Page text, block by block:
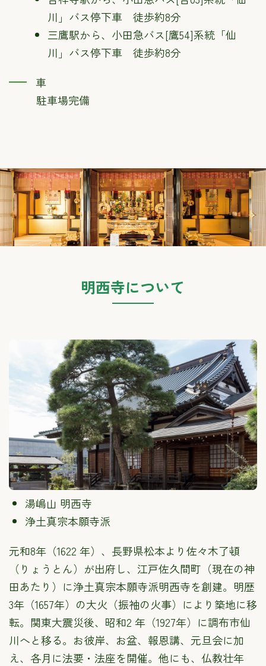
川」バス停下車 徒歩約8分
三鷹駅から、小田急バス[鷹54]系統「仙
川」バス停下車 徒歩約8分
車
駐車場完備
明西寺について
湯嶋山 明西寺
浄土真宗本願寺派
元和8年（1622 年）、長野県松本より佐々木了頓
（りょうとん）が出府し、江戸佐久間町（現在の神
田あたり）に浄土真宗本願寺派明西寺を創建。明歴
3年（1657年）の大火（振袖の火事）により築地に移
転。関東大震災後、昭和2 年（1927年）に調布市仙
川へと移る。お彼岸、お盆、報恩講、元旦会に加
え、各月に法要・法座を開催。他にも、仏教壮年